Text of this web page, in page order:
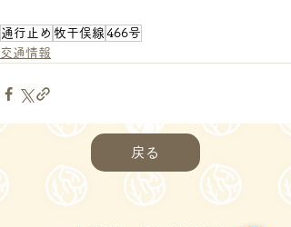
通行止め 牧干俣線 466号
交通情報
戻る